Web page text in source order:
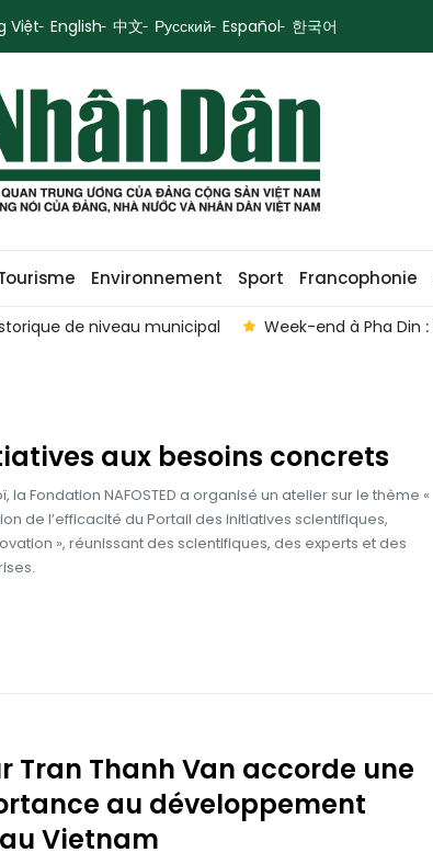
Việt English 中文 Русский Español 한국어
Environnement Sport Francophonie
de niveau municipal Week-end à Pha Din
aux besoins concrets
la Fondation NAFOSTED a organisé un atelier sur le thème «
de l’efficacité du Portail des initiatives scientifiques,
», réunissant des scientifiques, des experts et des
Tran Thanh Van accorde une
au développement
Vietnam